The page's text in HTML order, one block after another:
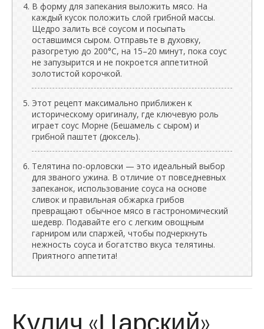
В форму для запекания выложить мясо. На
каждый кусок положить слой грибной массы.
Щедро залить всё соусом и посыпать
оставшимся сыром. Отправьте в духовку,
разогретую до 200°C, на 15–20 минут, пока соус
не запузырится и не покроется аппетитной
золотистой корочкой.
Этот рецепт максимально приближен к
историческому оригиналу, где ключевую роль
играет соус Морне (Бешамель с сыром) и
грибной паштет (дюксель).
Телятина по-орловски — это идеальный выбор
для званого ужина. В отличие от повседневных
запеканок, использование соуса на основе
сливок и правильная обжарка грибов
превращают обычное мясо в гастрономический
шедевр. Подавайте его с легким овощным
гарниром или спаржей, чтобы подчеркнуть
нежность соуса и богатство вкуса телятины.
Приятного аппетита!
Кулич «Царский»